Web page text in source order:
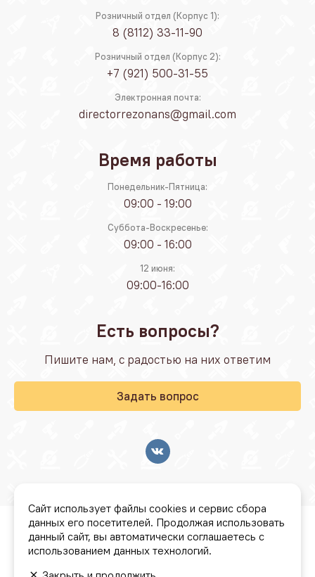
Розничный отдел (Корпус 1):
8 (8112) 33-11-90
Розничный отдел (Корпус 2):
+7 (921) 500-31-55
Электронная почта:
directorrezonans@gmail.com
Время работы
Понедельник-Пятница:
09:00 - 19:00
Суббота-Воскресенье:
09:00 - 16:00
12 июня:
09:00-16:00
Есть вопросы?
Пишите нам, с радостью на них ответим
Задать вопрос
© Стройбаза "Резонанс" 2026
Условия бонусной программы
Сайт использует файлы cookies и сервис сбора
данных его посетителей. Продолжая использовать
данный сайт, вы автоматически соглашаетесь с
использованием данных технологий.